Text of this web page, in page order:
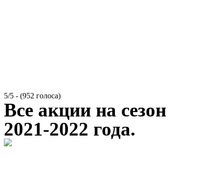
5/5 - (952 голоса)
Все акции на сезон
2021-2022 года.